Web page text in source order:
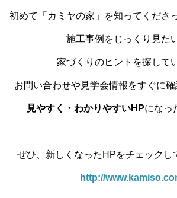
初めて「カミヤの家」を知ってくださ
施工事例をじっくり見た
家づくりのヒントを探して
お問い合わせや見学会情報をすぐに確
見やすく・わかりやすいHPになっ
ぜひ、新しくなったHPをチェックし
http://